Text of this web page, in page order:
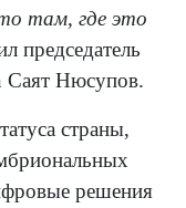
там, где это
председатель
Саят Нюсупов.
страны,
решения